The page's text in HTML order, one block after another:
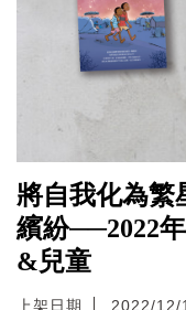
將自我化為繁
繽紛──2022
&兒童
上架日期 2022/12/